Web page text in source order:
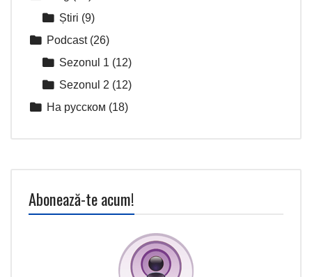
Știri (9)
Podcast(26)
Sezonul 1 (12)
Sezonul 2 (12)
На русском (18)
Abonează-te acum!